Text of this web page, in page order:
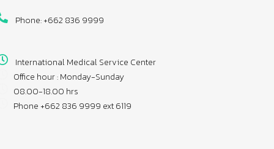
Phone: +662 836 9999
International Medical Service Center
Office hour : Monday-Sunday
08.00-18.00 hrs
Phone +662 836 9999 ext 6119